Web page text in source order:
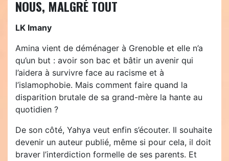
NOUS, MALGRÉ TOUT
LK Imany
Amina vient de déménager à Grenoble et elle n’a
qu’un but : avoir son bac et bâtir un avenir qui
l’aidera à survivre face au racisme et à
l’islamophobie. Mais comment faire quand la
disparition brutale de sa grand-mère la hante au
quotidien ?
De son côté, Yahya veut enfin s’écouter. Il souhaite
devenir un auteur publié, même si pour cela, il doit
braver l’interdiction formelle de ses parents. Et